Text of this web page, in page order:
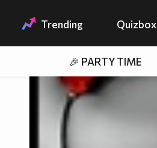
Trending Quizbox
🎉 PARTY TIME